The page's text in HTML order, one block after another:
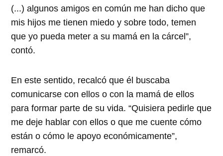
(...) algunos amigos en común me han dicho que
mis hijos me tienen miedo y sobre todo, temen
que yo pueda meter a su mamá en la cárcel”,
contó.
En este sentido, recalcó que él buscaba
comunicarse con ellos o con la mamá de ellos
para formar parte de su vida. “Quisiera pedirle que
me deje hablar con ellos o que me cuente cómo
están o cómo le apoyo económicamente”,
remarcó.